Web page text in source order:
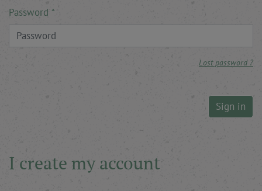
Password
Lost password ?
Sign in
I create my account